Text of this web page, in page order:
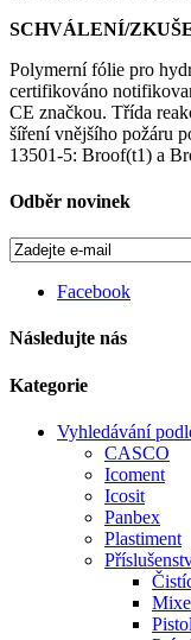
SCHVÁLENÍ/
Polymerní fólie pro
certifikováno
CE značkou. Třída
šíření vnějšího požáru
13501-5: Broof(t1) a
Odběr novinek
Facebook
Následujte nás
Kategorie
Vyhledávání
CASCO
Icoment
Icosit
Panbex
Plastiment